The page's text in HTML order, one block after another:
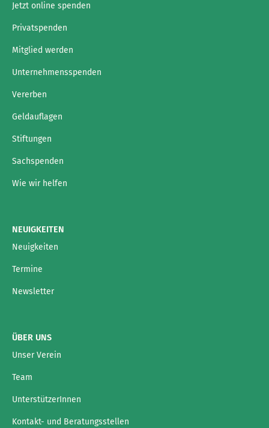
Jetzt online spenden
Privatspenden
Mitglied werden
Unternehmensspenden
Vererben
Geldauflagen
Stiftungen
Sachspenden
Wie wir helfen
NEUIGKEITEN
Neuigkeiten
Termine
Newsletter
ÜBER UNS
Unser Verein
Team
UnterstützerInnen
Kontakt- und Beratungsstellen